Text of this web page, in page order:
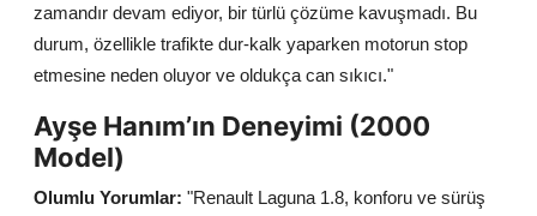
zamandır devam ediyor, bir türlü çözüme kavuşmadı. Bu
durum, özellikle trafikte dur-kalk yaparken motorun stop
etmesine neden oluyor ve oldukça can sıkıcı."
Ayşe Hanım’ın Deneyimi (2000
Model)
Olumlu Yorumlar: "Renault Laguna 1.8, konforu ve sürüş